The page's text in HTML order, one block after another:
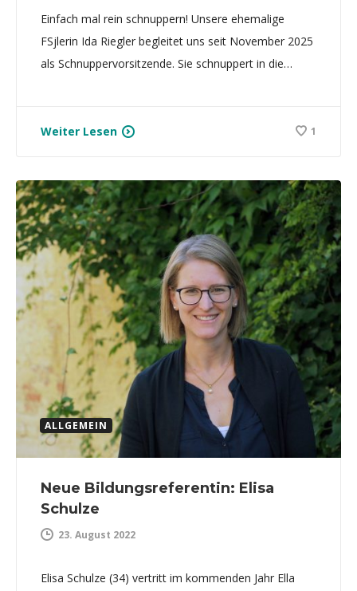
Einfach mal rein schnuppern! Unsere ehemalige
FSjlerin Ida Riegler begleitet uns seit November 2025
als Schnuppervorsitzende. Sie schnuppert in die…
Weiter Lesen 1
ALLGEMEIN
Neue Bildungsreferentin: Elisa
Schulze
23. August 2022
Elisa Schulze (34) vertritt im kommenden Jahr Ella